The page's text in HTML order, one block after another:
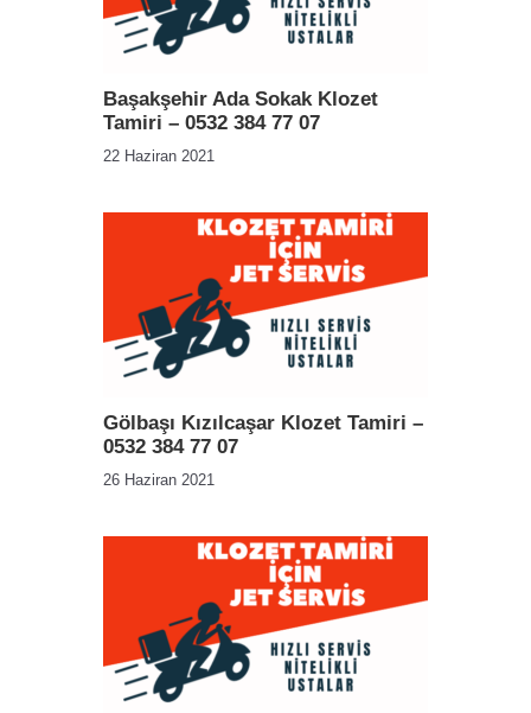
Başakşehir Ada Sokak Klozet
Tamiri – 0532 384 77 07
22 Haziran 2021
Gölbaşı Kızılcaşar Klozet Tamiri –
0532 384 77 07
26 Haziran 2021